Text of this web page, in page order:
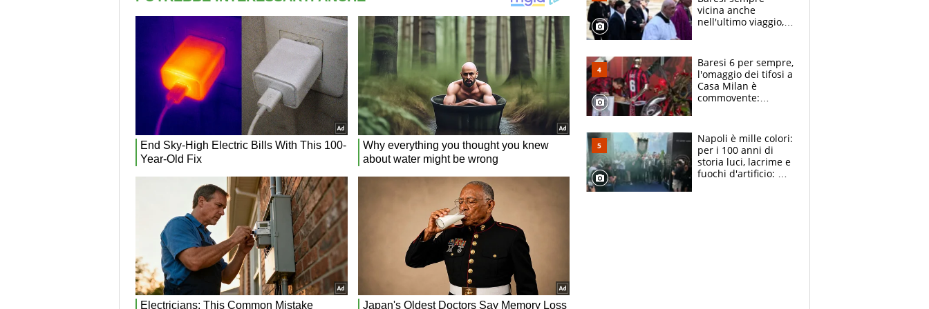
vicina anche
nell'ultimo viaggio,
circondati
dall'affetto dei tifosi
Baresi 6 per sempre,
l'omaggio dei tifosi a
Casa Milan è
commovente:
bigliettini
Napoli è mille colori:
per i 100 anni di
storia luci, lacrime e
fuochi d'artificio: De